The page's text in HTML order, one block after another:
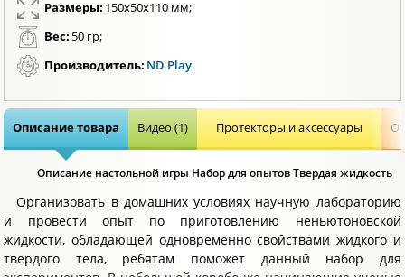
Размеры: 150x50x110 мм;
Вес: 50 гр;
Производитель: ND Play.
Описание товара Видео (1) Протекторы и аксессуары
Описание настольной игры Набор для опытов Твердая жидкость
Организовать в домашних условиях научную лабораторию
и провести опыт по приготовлению неньютоновской
жидкости, обладающей одновременно свойствами жидкого и
твердого тела, ребятам поможет данный набор для